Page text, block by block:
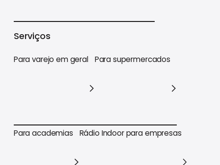
Serviços
Para varejo em geral
Para varejo em geral
Para supermercados
Para supermercados
Para academias Rádio Indoor para empresas